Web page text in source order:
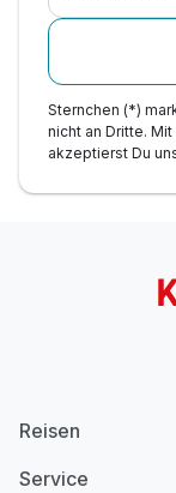
Sternchen (*)
nicht an Dritte.
akzeptierst Du
Reisen
Service